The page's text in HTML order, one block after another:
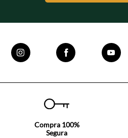
Compra 100%
Segura